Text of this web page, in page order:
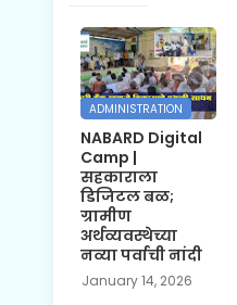
ADMINISTRATION
NABARD Digital
Camp |
सहकाराला
डिजिटल बळ;
ग्रामीण
अर्थव्यवस्थेच्या
नव्या पर्वाची नांदी
January 14, 2026